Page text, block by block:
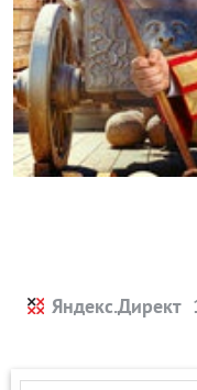
Яндекс.Директ